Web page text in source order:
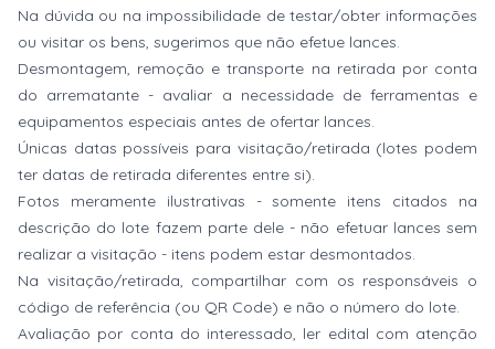
Na dúvida ou na impossibilidade de testar/obter informações
ou visitar os bens, sugerimos que não efetue lances.
Desmontagem, remoção e transporte na retirada por conta
do arrematante - avaliar a necessidade de ferramentas e
equipamentos especiais antes de ofertar lances.
Únicas datas possíveis para visitação/retirada (lotes podem
ter datas de retirada diferentes entre si).
Fotos meramente ilustrativas - somente itens citados na
descrição do lote fazem parte dele - não efetuar lances sem
realizar a visitação - itens podem estar desmontados.
Na visitação/retirada, compartilhar com os responsáveis o
código de referência (ou QR Code) e não o número do lote.
Avaliação por conta do interessado, ler edital com atenção